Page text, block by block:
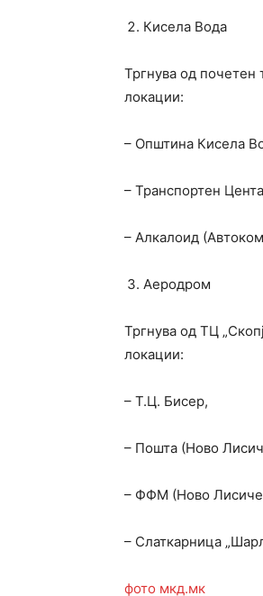
Кисела Вода
Тргнува од почетен
локации:
– Општина Кисела
– Транспортен
– Алкалоид
Аеродром
Тргнува од ТЦ
локации:
– Т.Ц. Бисер,
– Пошта (Ново
– ФФМ (Ново
– Слаткарница
фото мкд.мк